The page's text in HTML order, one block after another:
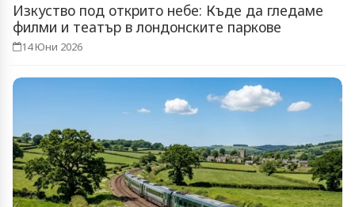
Изкуство под открито небе: Къде да гледаме
филми и театър в лондонските паркове
14 Юни 2026